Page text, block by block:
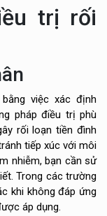
trị rối
việc xác định
pháp điều trị phù
rối loạn tiền đình
tiếp xúc với môi
nhiễm, bạn cần sử
Trong các trường
khi không đáp ứng
áp dụng.